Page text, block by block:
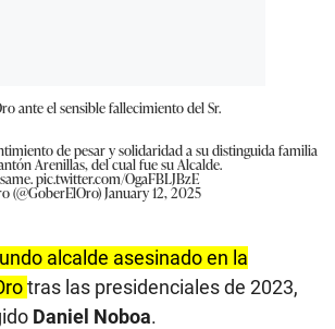
ante el sensible fallecimiento del Sr.
de pesar y solidaridad a su distinguida familia
Arenillas, del cual fue su Alcalde.
pic.twitter.com/OgaFBLJBzE
(@GoberElOro)January 12, 2025
alcalde asesinado en la
tras las presidenciales de 2023,
Daniel Noboa.